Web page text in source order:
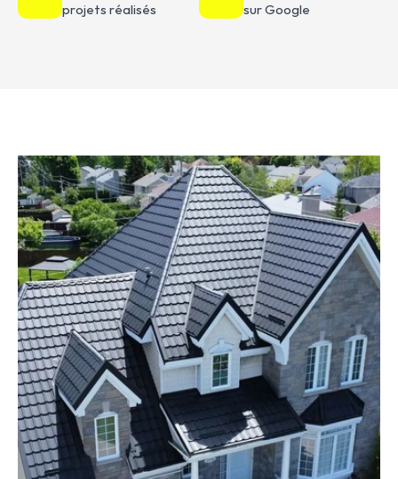
projets réalisés sur Google